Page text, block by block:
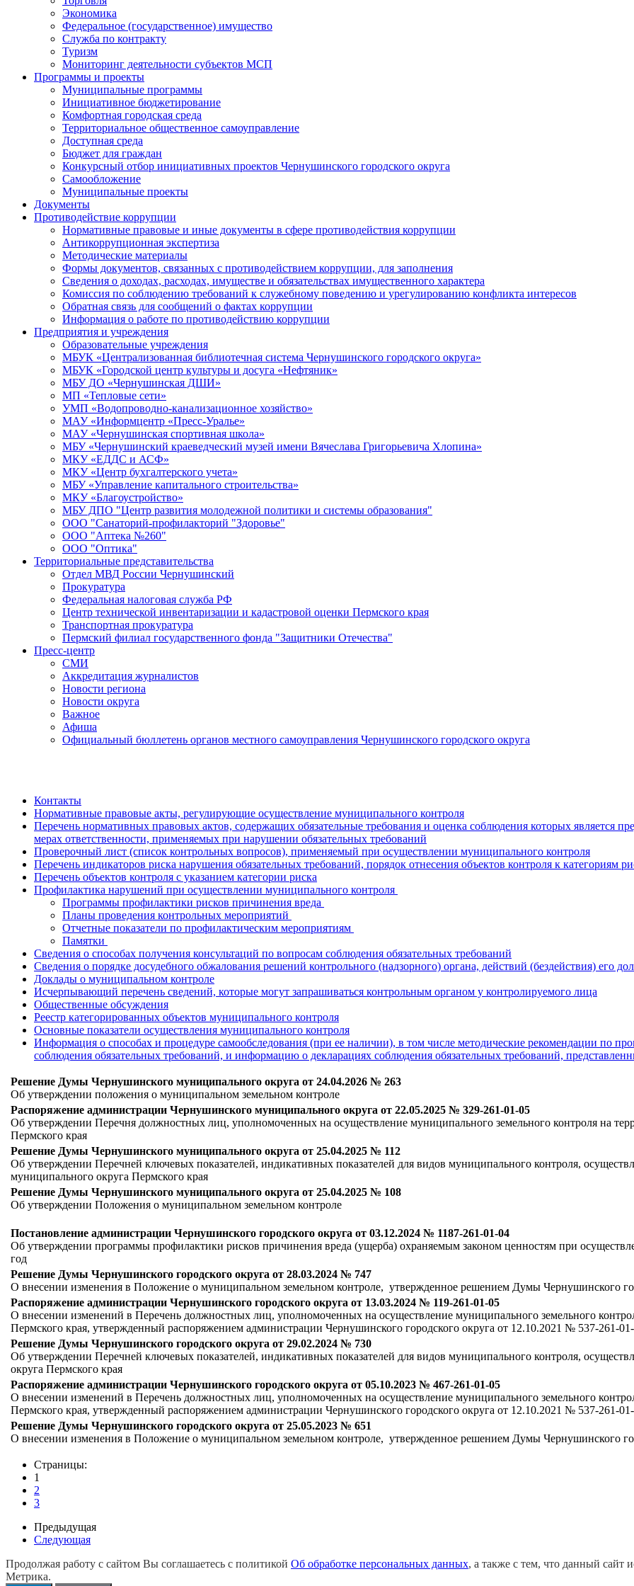
Экономика
Федеральное (государственное) имущество
Служба по контракту
Туризм
Мониторинг деятельности субъектов МСП
Программы и проекты
Муниципальные программы
Инициативное бюджетирование
Комфортная городская среда
Территориальное общественное самоуправление
Доступная среда
Бюджет для граждан
Конкурсный отбор инициативных проектов Чернушинского городского округа
Самообложение
Муниципальные проекты
Документы
Противодействие коррупции
Нормативные правовые и иные документы в сфере противодействия коррупции
Антикоррупционная экспертиза
Методические материалы
Формы документов, связанных с противодействием коррупции, для заполнения
Сведения о доходах, расходах, имуществе и обязательствах имущественного характера
Комиссия по соблюдению требований к служебному поведению и урегулированию конфликта интересов
Обратная связь для сообщений о фактах коррупции
Информация о работе по противодействию коррупции
Предприятия и учреждения
Образовательные учреждения
МБУК «Централизованная библиотечная система Чернушинского городского округа»
МБУК «Городской центр культуры и досуга «Нефтяник»
МБУ ДО «Чернушинская ДШИ»
МП «Тепловые сети»
УМП «Водопроводно-канализационное хозяйство»
МАУ «Информцентр «Пресс-Уралье»
МАУ «Чернушинская спортивная школа»
МБУ «Чернушинский краеведческий музей имени Вячеслава Григорьевича Хлопина»
МКУ «ЕДДС и АСФ»
МКУ «Центр бухгалтерского учета»
МБУ «Управление капитального строительства»
МКУ «Благоустройство»
МБУ ДПО "Центр развития молодежной политики и системы образования"
ООО "Санаторий-профилакторий "Здоровье"
ООО "Аптека №260"
ООО "Оптика"
Территориальные представительства
Отдел МВД России Чернушинский
Прокуратура
Федеральная налоговая служба РФ
Центр технической инвентаризации и кадастровой оценки Пермского края
Транспортная прокуратура
Пермский филиал государственного фонда "Защитники Отечества"
Пресс-центр
СМИ
Аккредитация журналистов
Новости региона
Новости округа
Важное
Афиша
Официальный бюллетень органов местного самоуправления Чернушинского городского округа
Контакты
Нормативные правовые акты, регулирующие осуществление муниципального контроля
Перечень нормативных правовых актов, содержащих обязательные требования и оценка соблюдения которых является
мерах ответственности, применяемых при нарушении обязательных требований
Проверочный лист (список контрольных вопросов), применяемый при осуществлении муниципального контроля
Перечень индикаторов риска нарушения обязательных требований, порядок отнесения объектов контроля к категориям
Перечень объектов контроля с указанием категории риска
Профилактика нарушений при осуществлении муниципального контроля
Программы профилактики рисков причинения вреда
Планы проведения контрольных мероприятий
Отчетные показатели по профилактическим мероприятиям
Памятки
Сведения о способах получения консультаций по вопросам соблюдения обязательных требований
Сведения о порядке досудебного обжалования решений контрольного (надзорного) органа, действий (бездействия) его
Доклады о муниципальном контроле
Исчерпывающий перечень сведений, которые могут запрашиваться контрольным органом у контролируемого лица
Общественные обсуждения
Реестр категорированных объектов муниципального контроля
Основные показатели осуществления муниципального контроля
Информация о способах и процедуре самообследования (при ее наличии), в том числе методические рекомендации по
соблюдения обязательных требований, и информацию о декларациях соблюдения обязательных требований,
Решение Думы Чернушинского муниципального округа от 24.04.2026 № 263
Об утверждении положения о муниципальном земельном контроле
Распоряжение администрации Чернушинского муниципального округа от 22.05.2025 № 329-261-01-05
Об утверждении Перечня должностных лиц, уполномоченных на осуществление муниципального земельного контроля на
Пермского края
Решение Думы Чернушинского муниципального округа от 25.04.2025 № 112
Об утверждении Перечней ключевых показателей, индикативных показателей для видов муниципального контроля,
муниципального округа Пермского края
Решение Думы Чернушинского муниципального округа от 25.04.2025 № 108
Об утверждении Положения о муниципальном земельном контроле
Постановление администрации Чернушинского городского округа от 03.12.2024 № 1187-261-01-04
Об утверждении программы профилактики рисков причинения вреда (ущерба) охраняемым законом ценностям при
год
Решение Думы Чернушинского городского округа от 28.03.2024 № 747
О внесении изменения в Положение о муниципальном земельном контроле, утвержденное решением Думы Чернушинского
Распоряжение администрации Чернушинского городского округа от 13.03.2024 № 119-261-01-05
О внесении изменений в Перечень должностных лиц, уполномоченных на осуществление муниципального земельного
Пермского края, утвержденный распоряжением администрации Чернушинского городского округа от 12.10.2021 № 537-261-
Решение Думы Чернушинского городского округа от 29.02.2024 № 730
Об утверждении Перечней ключевых показателей, индикативных показателей для видов муниципального контроля,
округа Пермского края
Распоряжение администрации Чернушинского городского округа от 05.10.2023 № 467-261-01-05
О внесении изменений в Перечень должностных лиц, уполномоченных на осуществление муниципального земельного
Пермского края, утвержденный распоряжением администрации Чернушинского городского округа от 12.10.2021 № 537-261-
Решение Думы Чернушинского городского округа от 25.05.2023 № 651
О внесении изменения в Положение о муниципальном земельном контроле, утвержденное решением Думы Чернушинского
Страницы:
1
2
3
Предыдущая
Следующая
Продолжая работу с сайтом Вы соглашаетесь с политикой Об обработке персональных данных, а также с тем, что данный сайт
Метрика.